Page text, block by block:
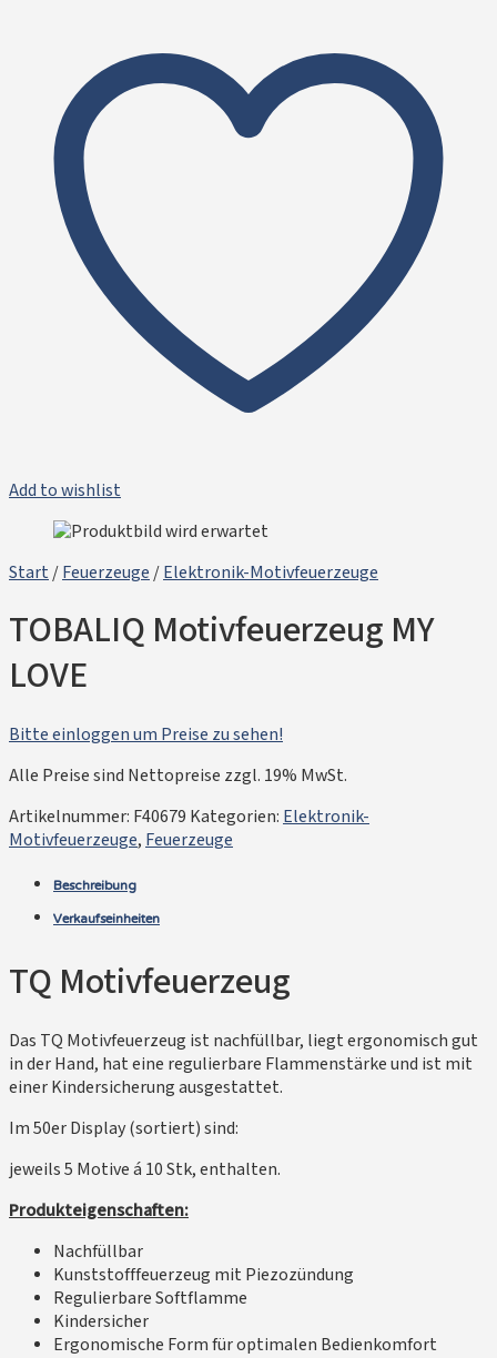
Add to wishlist
Start/Feuerzeuge /Elektronik-Motivfeuerzeuge
TOBALIQ Motivfeuerzeug MY
LOVE
Bitte einloggen um Preise zu sehen!
Alle Preise sind Nettopreise zzgl. 19% MwSt.
Artikelnummer: F40679 Kategorien: Elektronik-
Motivfeuerzeuge, Feuerzeuge
Beschreibung
Verkaufseinheiten
TQ Motivfeuerzeug
Das TQ Motivfeuerzeug ist nachfüllbar, liegt ergonomisch gut
in der Hand, hat eine regulierbare Flammenstärke und ist mit
einer Kindersicherung ausgestattet.
Im 50er Display (sortiert) sind:
jeweils 5 Motive á 10 Stk, enthalten.
Produkteigenschaften:
Nachfüllbar
Kunststofffeuerzeug mit Piezozündung
Regulierbare Softflamme
Kindersicher
Ergonomische Form für optimalen Bedienkomfort